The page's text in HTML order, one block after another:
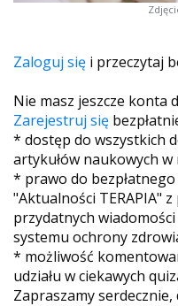
Zaloguj się i przeczytaj
Nie masz jeszcze konta
Zarejestruj się
* dostęp do wszystkich
artykułów naukowych w
* prawo do
"Aktualności TERAPIA"
przydatnych
systemu ochrony
* możliwość
udziału w ciekawych
Zapraszamy serdecznie,